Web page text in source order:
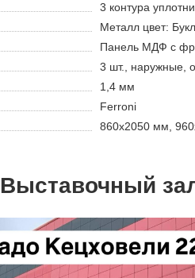
3 контура
Металл цвет:
Панель МДФ с
3 шт., наружные,
1,4 мм
Ferroni
860х2050 мм,
Выставочный